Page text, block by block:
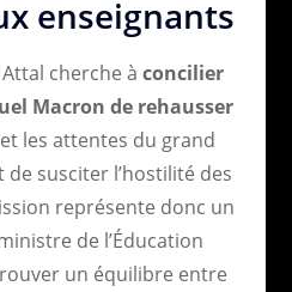
enseignants
cherche à concilier
Macron de rehausser
les attentes du grand
susciter l’hostilité des
représente donc un
de l’Éducation
un équilibre entre